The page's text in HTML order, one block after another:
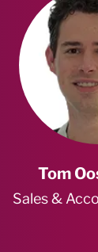
Tom
Sales &